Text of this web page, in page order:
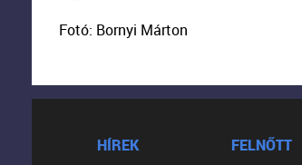
Fotó: Bornyi Márton
HÍREK
FELNŐTT